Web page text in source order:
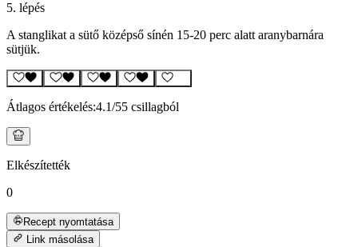
5. lépés
A stanglikat a sütő középső sínén 15-20 perc alatt aranybarnára
sütjük.
Átlagos értékelés:4.1/55 csillagból
Elkészítették
0
Recept nyomtatása
Link másolása